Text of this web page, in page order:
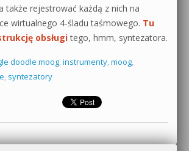
także rejestrować każdą z nich na
wirtualnego 4-śladu taśmowego. Tu
obsługitego, hmm, syntezatora.
doodle moog, instrumenty, moog,
, syntezatory